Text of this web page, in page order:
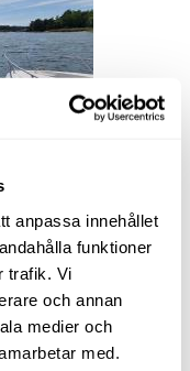
anpassa innehållet
funktioner
trafik. Vi
och annan
medier och
med.